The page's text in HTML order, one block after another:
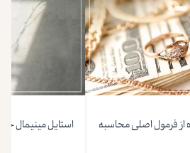
از فرمول اصلی محاسبه استایل مینیمال